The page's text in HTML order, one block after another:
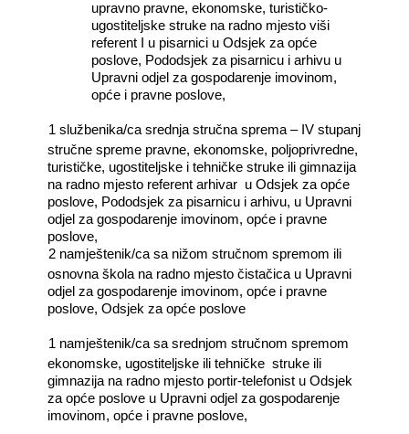
upravno pravne, ekonomske, turističko-
ugostiteljske struke na radno mjesto viši
referent I u pisarnici u Odsjek za opće
poslove, Pododsjek za pisarnicu i arhivu u
Upravni odjel za gospodarenje imovinom,
opće i pravne poslove,
1 službenika/ca srednja stručna sprema – IV stupanj
stručne spreme pravne, ekonomske, poljoprivredne,
turističke, ugostiteljske i tehničke struke ili gimnazija
na radno mjesto referent arhivar u Odsjek za opće
poslove, Pododsjek za pisarnicu i arhivu, u Upravni
odjel za gospodarenje imovinom, opće i pravne
poslove,
2 namještenik/ca sa nižom stručnom spremom ili
osnovna škola na radno mjesto čistačica u Upravni
odjel za gospodarenje imovinom, opće i pravne
poslove, Odsjek za opće poslove
1 namještenik/ca sa srednjom stručnom spremom
ekonomske, ugostiteljske ili tehničke struke ili
gimnazija na radno mjesto portir-telefonist u Odsjek
za opće poslove u Upravni odjel za gospodarenje
imovinom, opće i pravne poslove,